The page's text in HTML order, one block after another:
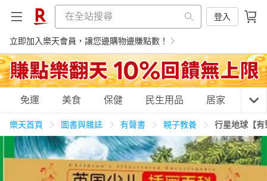
登入
立即加入樂天會員，讓您邊購物邊賺點數！
購物網分類
天天免運 美食蛋糕 養生保健 民生用品
免運 美食 保健 民生用品 居家 3C
樂天首頁 圖書與雜誌 有聲書 親子教養 行星地球【有